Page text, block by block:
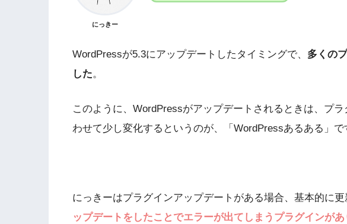
にっきー
WordPressが5.3にアップデートしたタイミングで、 多くの
した。
このように、WordPressがアップデートされるときは、プ
わせて少し変化するというのが、「WordPressあるある」で
にっきーはプラグインアップデートがある場合、基本的に更
ップデートをしたことでエラーが出てしまうプラグインがあ